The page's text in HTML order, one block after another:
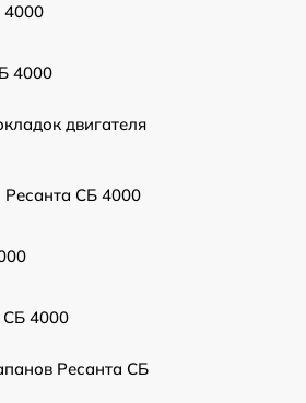
4000
4000
двигателя
Ресанта СБ 4000
СБ 4000
Ресанта СБ